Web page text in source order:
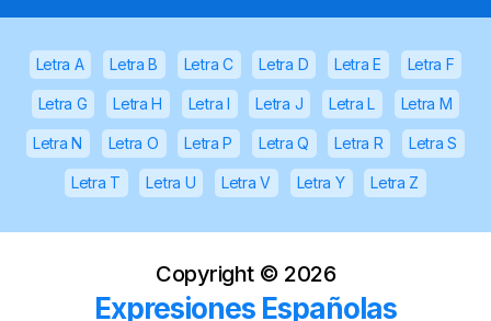
Letra A Letra B Letra C Letra D Letra E Letra F
Letra G Letra H Letra I Letra J Letra L Letra M
Letra N Letra O Letra P Letra Q Letra R Letra S
Letra T Letra U Letra V Letra Y Letra Z
Copyright © 2026
Expresiones Españolas